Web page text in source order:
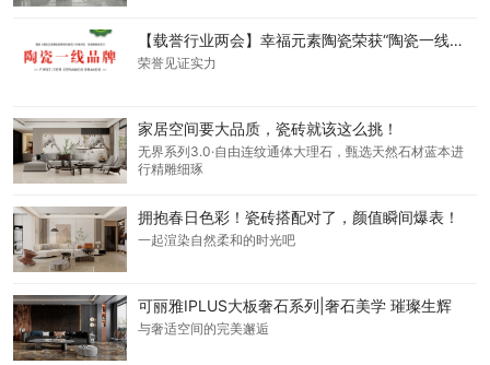
【载誉行业两会】幸福元素陶瓷荣获“陶瓷一线品牌”！
荣誉见证实力
家居空间要大品质，瓷砖就该这么挑！
无界系列3.0·自由连纹通体大理石，甄选天然石材蓝本进
行精雕细琢
拥抱春日色彩！瓷砖搭配对了，颜值瞬间爆表！
一起渲染自然柔和的时光吧
可丽雅IPLUS大板奢石系列|奢石美学 璀璨生辉
与奢适空间的完美邂逅